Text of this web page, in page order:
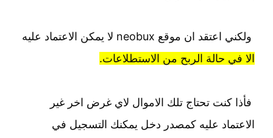
ولكني اعتقد ان موقع neobux لا يمكن الاعتماد عليه
الا في حالة الربح من الاستطلاعات.
فأذا كنت تحتاج تلك الاموال لاي غرض اخر غير
الاعتماد عليه كمصدر دخل يمكنك التسجيل في